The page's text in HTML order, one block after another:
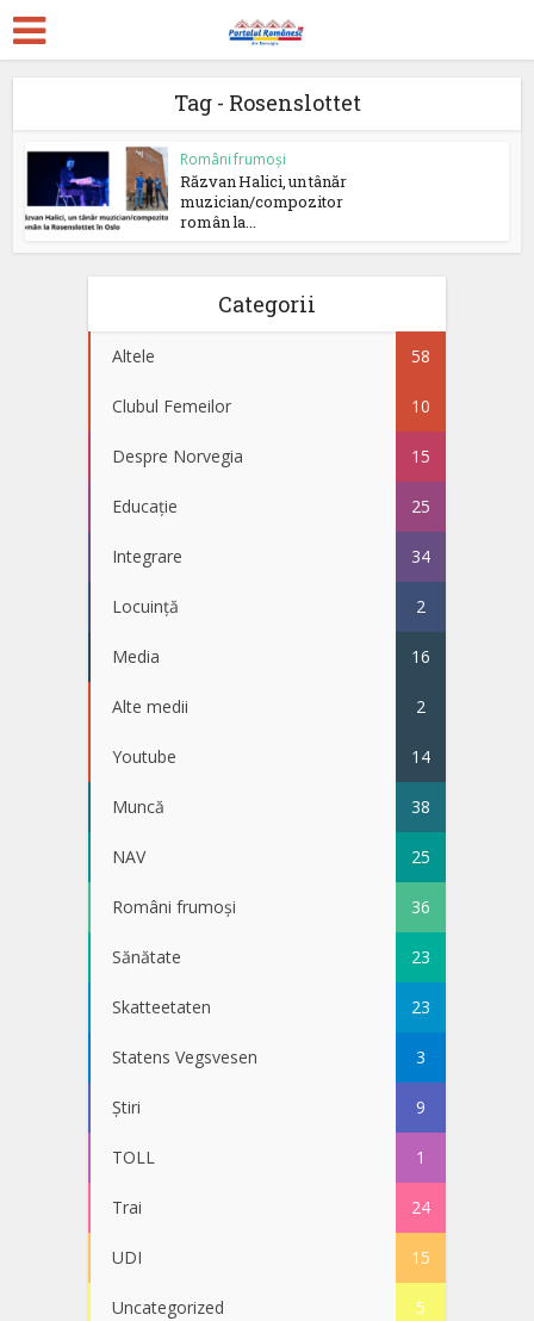
Tag - Rosenslottet
Români frumoși
Răzvan Halici, un tânăr
muzician/compozitor
român la...
Categorii
Altele 58
Clubul Femeilor 10
Despre Norvegia 15
Educație 25
Integrare 34
Locuință 2
Media 16
Alte medii 2
Youtube 14
Muncă 38
NAV 25
Români frumoși 36
Sănătate 23
Skatteetaten 23
Statens Vegsvesen 3
Știri 9
TOLL 1
Trai 24
UDI 15
Uncategorized 5